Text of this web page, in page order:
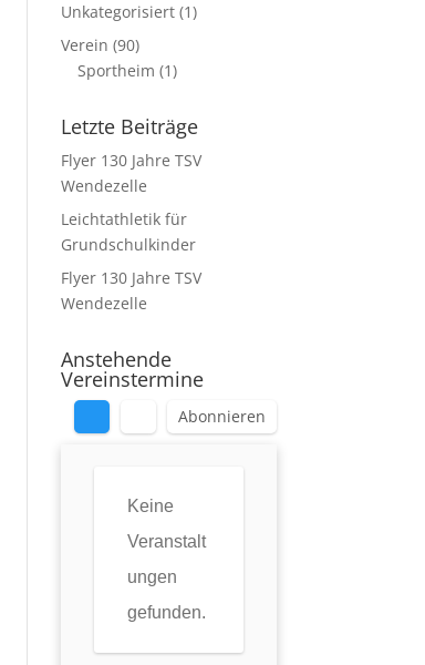
Unkategorisiert (1)
Verein (90)
Sportheim (1)
Letzte Beiträge
Flyer 130 Jahre TSV
Wendezelle
Leichtathletik für
Grundschulkinder
Flyer 130 Jahre TSV
Wendezelle
Anstehende
Vereinstermine
Abonnieren
Keine
Veranstalt
ungen
gefunden.